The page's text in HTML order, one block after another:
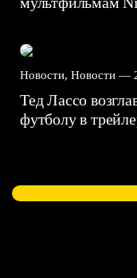
Новости, Новости —
Тед Лассо
футболу в